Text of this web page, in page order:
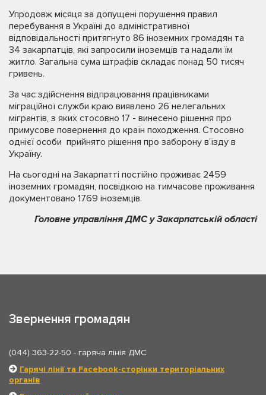
Упродовж місяця за допущені порушення правил
перебування в Україні до адміністративної
відповідальності притягнуто 86 іноземних громадян та
34 закарпатців, які запросили іноземців та надали їм
житло. Загальна сума штрафів складає понад 50 тисяч
гривень.
За час здійснення відпрацювання працівниками
міграційної служби краю виявлено 26 нелегальних
мігрантів, з яких стосовно 17 - винесено рішення про
примусове повернення до країн походження. Стосовно
однієї особи прийнято рішення про заборону в’їзду в
Україну.
На сьогодні на Закарпатті постійно проживає 2459
іноземних громадян, посвідкою на тимчасове проживання
документовано 1769 іноземців.
Головне управління ДМС у Закарпатській області
Звернення громадян
(044) 363-22-50 - гаряча лінія ДМС
Гарячі лінії та Facebook-сторінки територіальних
органів